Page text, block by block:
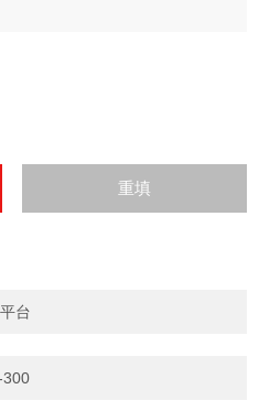
台
300